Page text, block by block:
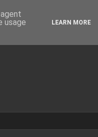
usage
LEARN MORE